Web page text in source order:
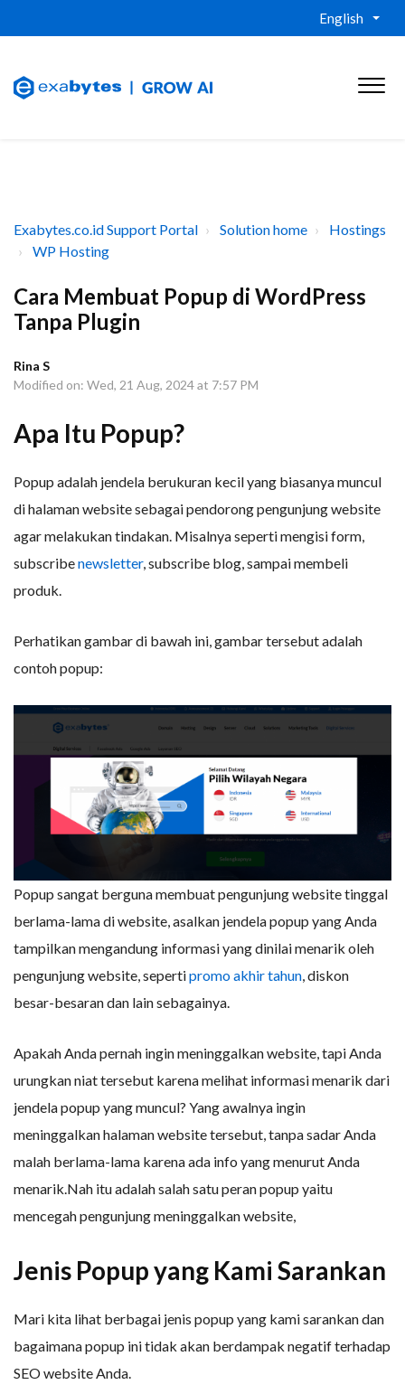
English
Exabytes.co.id Support Portal Solution home
Hostings
WP Hosting
Cara Membuat Popup di WordPress
Tanpa Plugin
Rina S
Modified on: Wed, 21 Aug, 2024 at 7:57 PM
Apa Itu Popup?
Popup adalah jendela berukuran kecil yang biasanya muncul
di halaman website sebagai pendorong pengunjung website
agar melakukan tindakan. Misalnya seperti mengisi form,
subscribenewsletter, subscribe blog, sampai membeli
produk.
Perhatikan gambar di bawah ini, gambar tersebut adalah
contoh popup:
Popup sangat berguna membuat pengunjung website tinggal
berlama-lama di website, asalkan jendela popup yang Anda
tampilkan mengandung informasi yang dinilai menarik oleh
pengunjung website, sepertipromo akhir tahun , diskon
besar-besaran dan lain sebagainya.
Apakah Anda pernah ingin meninggalkan website, tapi Anda
urungkan niat tersebut karena melihat informasi menarik dari
jendela popup yang muncul? Yang awalnya ingin
meninggalkan halaman website tersebut, tanpa sadar Anda
malah berlama-lama karena ada info yang menurut Anda
menarik.Nah itu adalah salah satu peran popup yaitu
mencegah pengunjung meninggalkan website,
Jenis Popup yang Kami Sarankan
Mari kita lihat berbagai jenis popup yang kami sarankan dan
bagaimana popup ini tidak akan berdampak negatif terhadap
SEO website Anda.